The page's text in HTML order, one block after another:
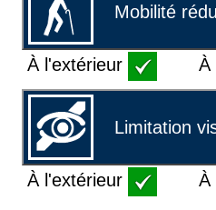
Mobilité
À l'extérieur À
Limitation
À l'extérieur À